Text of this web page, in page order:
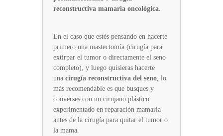
reconstructiva mamaria oncológica
En el caso que estés pensando en hacerte
primero una mastectomía (cirugía para
extirpar el tumor o directamente el seno
completo), y luego quisieras hacerte
una cirugía reconstructiva del seno , lo
más recomendable es que busques y
converses con un cirujano plástico
experimentado en reparación mamaria
antes de la cirugía para quitar el tumor o
la mama.